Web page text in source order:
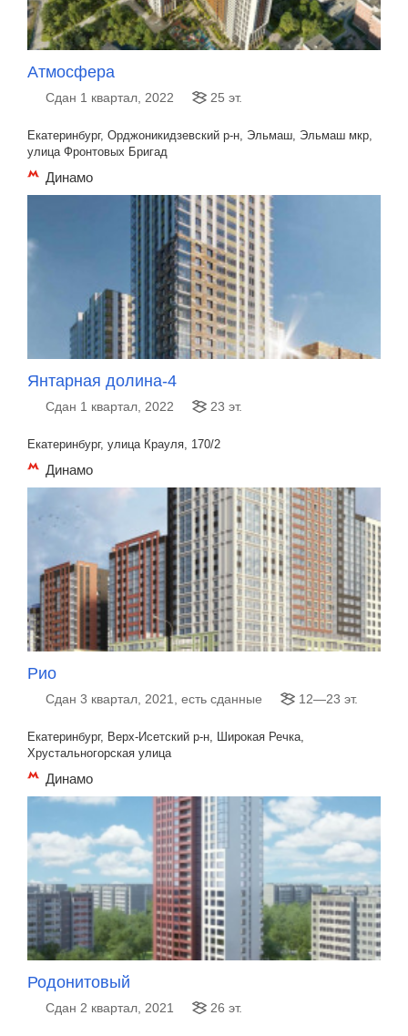
Атмосфера
Сдан 1 квартал, 2022 25 эт.
Екатеринбург, Орджоникидзевский р-н, Эльмаш, Эльмаш мкр,
улица Фронтовых Бригад
Динамо
Янтарная долина-4
Сдан 1 квартал, 2022 23 эт.
Екатеринбург, улица Крауля, 170/2
Динамо
Рио
Сдан 3 квартал, 2021, есть сданные 12—23 эт.
Екатеринбург, Верх-Исетский р-н, Широкая Речка,
Хрустальногорская улица
Динамо
Родонитовый
Сдан 2 квартал, 2021 26 эт.